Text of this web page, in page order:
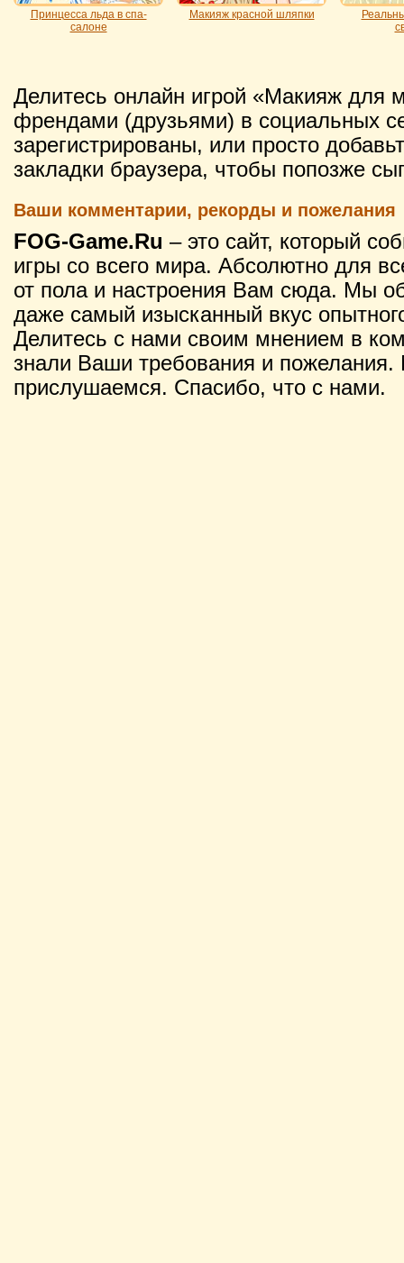
Принцесса льда в спа-
салоне
Макияж красной шляпки
Делитесь онлайн игрой «Макияж для
френдами (друзьями) в социальных
зарегистрированы, или просто
закладки браузера, чтобы попозже
Ваши комментарии, рекорды и пожелания
FOG-Game.Ru – это сайт, который
игры со всего мира. Абсолютно для
от пола и настроения Вам сюда. Мы
даже самый изысканный вкус
Делитесь с нами своим мнением в
знали Ваши требования и
прислушаемся. Спасибо, что с нами.